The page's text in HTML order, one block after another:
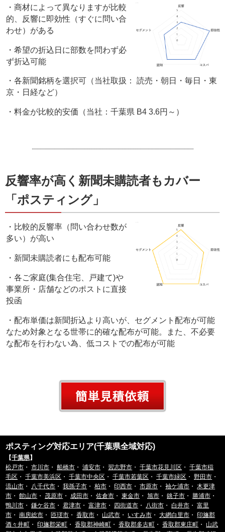
・商材によって異なりますが比較
的、反響に即効性（すぐに問い合
わせ）がある
・希望の折込日に部数を問わず必
ず折込可能
・各新聞銘柄を選択可（当社取扱： 読売・朝日・毎日・東
京・日経など）
・料金が比較的安価（当社：千葉県 B4 3.6円～）
反響率が高く新聞未購読者もカバー
「ポスティング」
・比較的反響率（問い合わせ数が
多い）が高い
・新聞未購読者にも配布可能
・各ご家庭(集合住宅、戸建て)や
事業所・店舗などのポストに直接
投函
・配布単価は新聞折込より高いが、セグメント配布が可能
なため対象となる世帯に的確な配布が可能。また、不必要
な配布を行わない為、低コストでの配布が可能
ポスティング対応エリア(千葉県全域対応)
【千葉県】
松戸市 ・市川市 ・船橋市 ・浦安市 ・習志野市 ・千葉市花見川区 ・千葉市稲
毛区 ・千葉市美浜区 ・千葉市中央区 ・千葉市若葉区 ・千葉市緑区 ・野田市 ・
流山市 ・ 八千代市 ・我孫子市 ・柏市 ・印西市 ・市原市 ・袖ケ浦市 ・木更津
市 ・館山市 ・ 茂原市 ・ 成田市 ・佐倉市 ・東金市 ・旭市 ・銚子市 ・ 勝浦市 ・
鴨川市 ・鎌ケ谷市 ・君津市 ・富津市 ・ 四街道市 ・ 八街市 ・白井市 ・富里
市 ・南房総市 ・ 匝瑳市 ・香取市 ・ 山武市 ・ いすみ市 ・大網白里市 ・印旛郡
酒々井町 ・印旛郡栄町 ・香取郡神崎町 ・香取郡多古町 ・香取郡東庄町 ・ 山武